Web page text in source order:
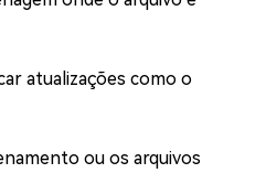
atualizações como o
ou os arquivos